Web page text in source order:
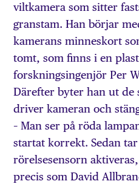
viltkamera som sitter
granstam. Han börjar
kamerans minneskort
tomt, som finns i en
forskningsingenjör Per
Därefter byter han ut de
driver kameran och
– Man ser på röda
startat korrekt. Sedan
rörelsesensorn
precis som David